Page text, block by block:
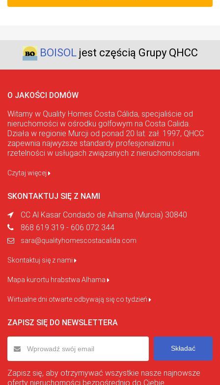
BOISOLjest częścią Grupy QHCC
O JAKOŚCI DOMÓW
Witamy w Quality Homes Costa Cálida, specjaliście od
nieruchomości w ośrodku golfowym na Costa Calida.
Działa w regionie Murcji od ponad 20 lat. zał. 1997, QHCC
zapewnia najwyższe standardy profesjonalizmu i
rzetelności w usługach związanych z nieruchomościami.
Czytaj więcej
SKONTAKTUJ SIĘ Z NAMI
CC Al Kasar Condado de Alhama (Murcia) 30840
868 619 319 - 606 072 344
sara@qualityhomescostacalida.com
Skontaktuj się z nami
Mapa kurortu hrabstwa Alhama
Wirtualne dni otwarte odbywają się co tydzień
ZAPISZ SIĘ DO NEWSLETTERA
Składać
Zapisz się, aby otrzymywać wszystkie nasze najnowsze
oferty nieruchomości bezpośrednio do Ciebie.